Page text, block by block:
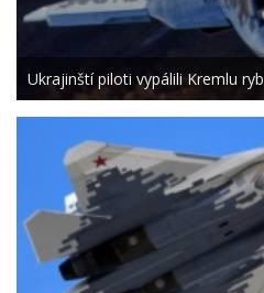
Ukrajinští piloti vypálili Kremlu